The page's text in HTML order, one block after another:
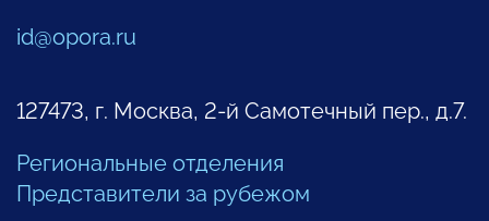
id@opora.ru
127473, г. Москва, 2-й Самотечный пер., д.7.
Региональные отделения
Представители за рубежом